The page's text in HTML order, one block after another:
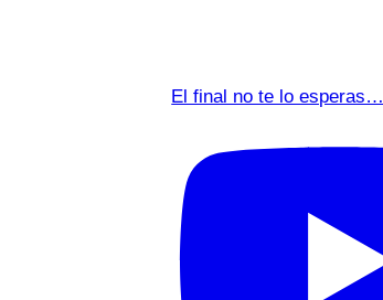
El final no te lo esperas…